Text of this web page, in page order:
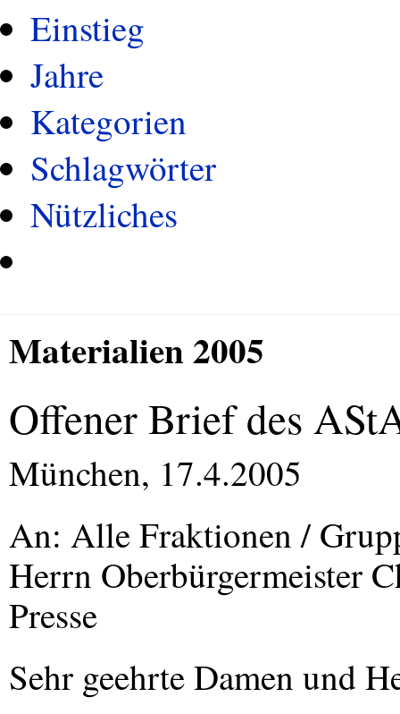
Einstieg
Jahre
Kategorien
Schlagwörter
Nützliches
Materialien 2005
Offener Brief des
München, 17.4.2005
An: Alle Fraktionen /
Herrn Oberbürgermeister
Presse
Sehr geehrte Damen und